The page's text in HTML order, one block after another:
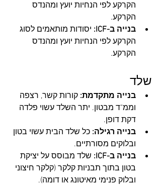
הקרקע לפי הנחיות יועץ ומהנדס
הקרקע.
בנייה ב-ICF:
יסודות מותאמים לסוג
הקרקע לפי הנחיות יועץ ומהנדס
הקרקע.
שלד
בנייה מתקדמת: קורות קשר, רצפה
וממ"ד מבטון. יתר השלד עשוי פלדה
דקת דופן.
בנייה רגילה: כל שלד הבית עשוי בטון
ובלוקים מסורתיים.
בנייה ב-ICF:
שלד מבוסס על יציקת
בטון בתוך תבניות קלקר (קלקר חיצוני
ובלוק פנימי מאיטונג או דומה).